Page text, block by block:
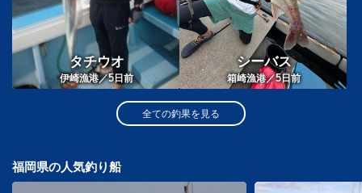
タチウオ
伊崎漁港／5日前
シーバス
箱崎漁港／5日前
全ての釣果を見る
福岡県の人気釣り船